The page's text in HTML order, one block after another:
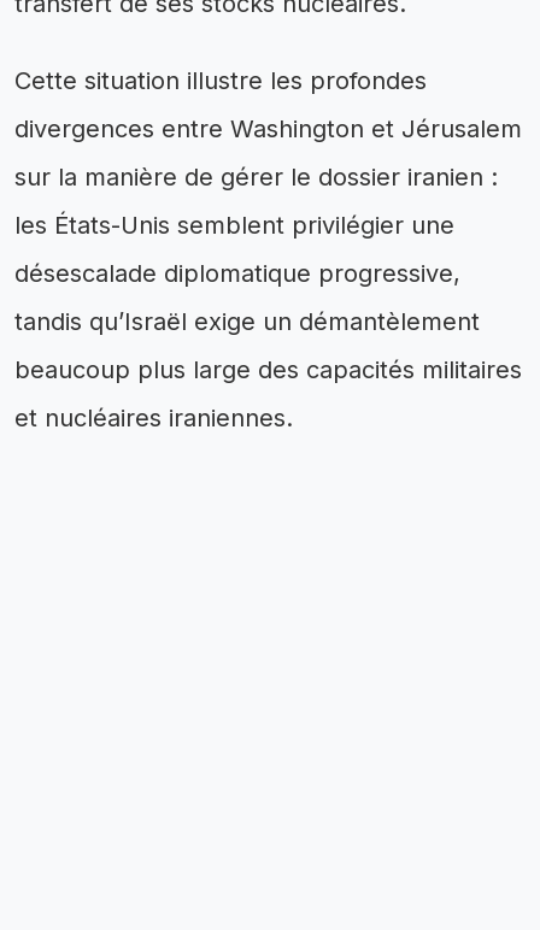
Cette situation illustre les profondes
divergences entre Washington et Jérusalem
sur la manière de gérer le dossier iranien :
les États-Unis semblent privilégier une
désescalade diplomatique progressive,
tandis qu’Israël exige un démantèlement
beaucoup plus large des capacités militaires
et nucléaires iraniennes.